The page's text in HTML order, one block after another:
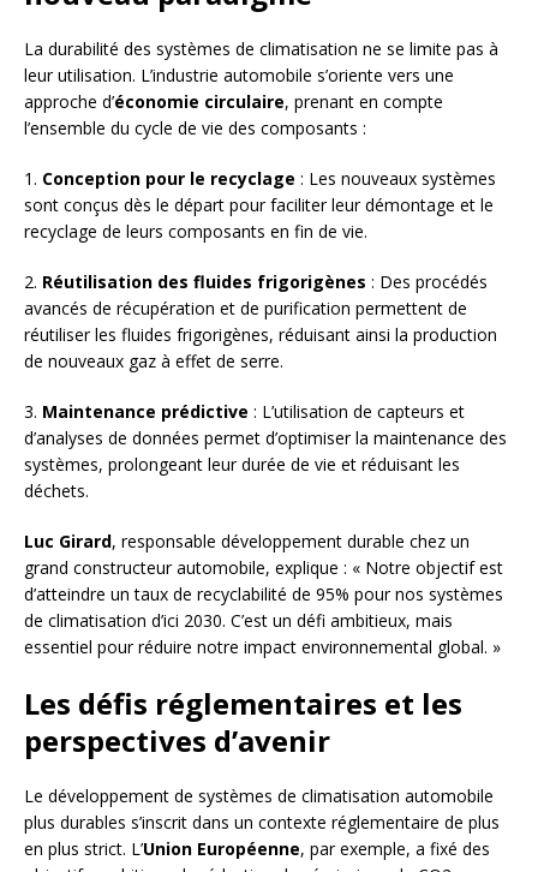
La durabilité des systèmes de climatisation ne se limite pas à
leur utilisation. L’industrie automobile s’oriente vers une
approche d’économie circulaire, prenant en compte
l’ensemble du cycle de vie des composants :
1. Conception pour le recyclage : Les nouveaux systèmes
sont conçus dès le départ pour faciliter leur démontage et le
recyclage de leurs composants en fin de vie.
2. Réutilisation des fluides frigorigènes : Des procédés
avancés de récupération et de purification permettent de
réutiliser les fluides frigorigènes, réduisant ainsi la production
de nouveaux gaz à effet de serre.
3. Maintenance prédictive : L’utilisation de capteurs et
d’analyses de données permet d’optimiser la maintenance des
systèmes, prolongeant leur durée de vie et réduisant les
déchets.
Luc Girard, responsable développement durable chez un
grand constructeur automobile, explique : « Notre objectif est
d’atteindre un taux de recyclabilité de 95% pour nos systèmes
de climatisation d’ici 2030. C’est un défi ambitieux, mais
essentiel pour réduire notre impact environnemental global. »
Les défis réglementaires et les
perspectives d’avenir
Le développement de systèmes de climatisation automobile
plus durables s’inscrit dans un contexte réglementaire de plus
en plus strict. L’Union Européenne, par exemple, a fixé des